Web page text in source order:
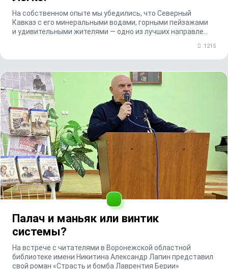
На собственном опыте мы убедились, что Северный
Кавказ с его минеральными водами, горными пейзажами
и удивительными жителями — одно из лучших направле...
1215
Палач и маньяк или винтик
системы?
На встрече с читателями в Воронежской областной
библиотеке имени Никитина Александр Лапин представил
свой роман «Страсть и бомба Лаврентия Берии»